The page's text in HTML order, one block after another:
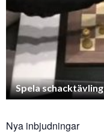
Spela schacktävling
Nya inbjudningar